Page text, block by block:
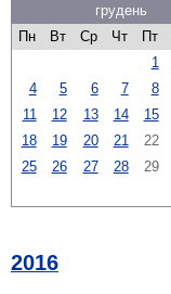
грудень
Пн
Вт Ср Чт Пт
1
4
5 6 7 8
11
12 13 14 15
18
19 20 21 22
25
26 27 28 29
2016